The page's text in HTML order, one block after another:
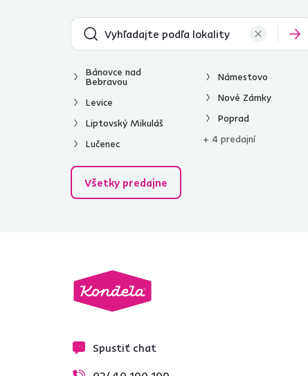
ŠtýlBánovce nad
Bebravou
Levice
Liptovský Mikuláš
Lučenec
Námestovo
Nové Zámky
Poprad
+ 4 predajní
Všetky predajne
Spustiť chat